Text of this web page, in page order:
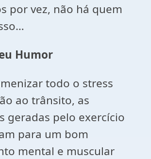
por vez, não há quem
Humor
todo o stress
ao trânsito, as
geradas pelo exercício
para um bom
mental e muscular